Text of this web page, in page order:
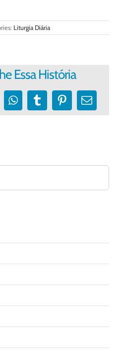
Liturgia Diária
Essa História
WhatsApp
TumblrPinterest
E-